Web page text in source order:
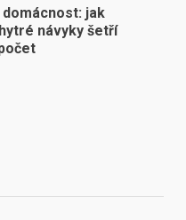
jak
návyky šetří